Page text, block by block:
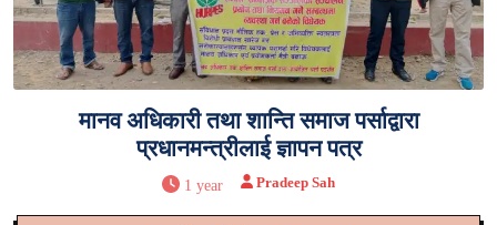
मानव अधिकारी तथा शान्ति समाज पर्साद्वारा
प्रधानमन्त्रीलाई ज्ञापन पत्र
1 year Pradeep Sah